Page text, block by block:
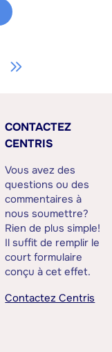
CONTACTEZ
CENTRIS
Vous avez des
questions ou des
commentaires à
nous soumettre?
Rien de plus simple!
Il suffit de remplir le
court formulaire
conçu à cet effet.
Contactez Centris